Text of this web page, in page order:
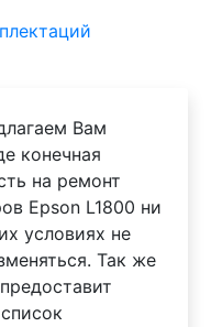
Вам
конечная
на ремонт
Epson L1800 ни
условиях не
Так же